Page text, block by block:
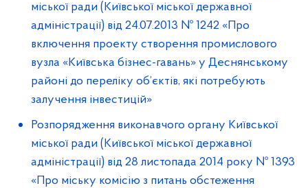
міської ради (Київської міської державної
адміністрації) від 24.07.2013 № 1242 «Про
включення проекту створення промислового
вузла «Київська бізнес-гавань» у Деснянському
районі до переліку об’єктів, які потребують
залучення інвестицій»
Розпорядження виконавчого органу Київської
міської ради (Київської міської державної
адміністрації) від 28 листопада 2014 року № 1393
«Про міську комісію з питань обстеження